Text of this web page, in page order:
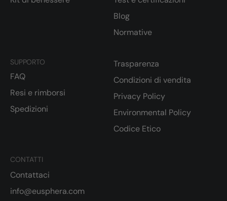
Blog
Normative
CONTATTI
Contattaci
info@eusphera.com
SUPPORTO
FAQ
Resi e rimborsi
Spedizioni
Trasparenza
Condizioni di vendita
Privacy Policy
Environmental Policy
Codice Etico